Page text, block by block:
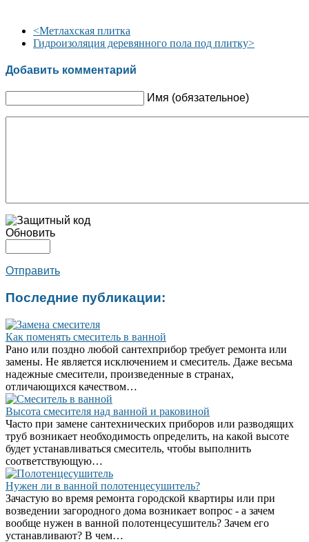
<Метлахская плитка
Гидроизоляция деревянного пола под плитку>
Добавить комментарий
Имя (обязательное)
Обновить
Отправить
Последние публикации:
Как поменять смеситель в ванной
Рано или поздно любой сантехприбор требует ремонта или
замены. Не является исключением и смеситель. Даже весьма
надежные смесители, произведенные в странах,
отличающихся качеством…
Высота смесителя над ванной и раковиной
Часто при замене сантехнических приборов или разводящих
труб возникает необходимость определить, на какой высоте
будет устанавливаться смеситель, чтобы выполнить
соответствующую…
Нужен ли в ванной полотенцесушитель?
Зачастую во время ремонта городской квартиры или при
возведении загородного дома возникает вопрос - а зачем
вообще нужен в ванной полотенцесушитель? Зачем его
устанавливают? В чем…